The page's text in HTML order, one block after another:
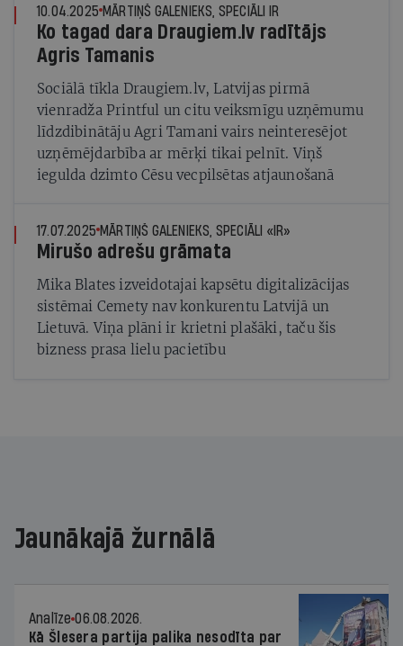
10.04.2025 MĀRTIŅŠ GALENIEKS, SPECIĀLI IR
Ko tagad dara Draugiem.lv radītājs
Agris Tamanis
Sociālā tīkla Draugiem.lv, Latvijas pirmā
vienradža Printful un citu veiksmīgu uzņēmumu
līdzdibinātāju Agri Tamani vairs neinteresējot
uzņēmējdarbība ar mērķi tikai pelnīt. Viņš
iegulda dzimto Cēsu vecpilsētas atjaunošanā
17.07.2025 MĀRTIŅŠ GALENIEKS, SPECIĀLI «IR»
Mirušo adrešu grāmata
Mika Blates izveidotajai kapsētu digitalizācijas
sistēmai Cemety nav konkurentu Latvijā un
Lietuvā. Viņa plāni ir krietni plašāki, taču šis
bizness prasa lielu pacietību
Jaunākajā žurnālā
Analīze 06.08.2026.
Kā Šlesera partija palika nesodīta par